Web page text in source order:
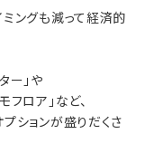
ングも減って経済的
ー」や
ロア」など、
ションが盛りだくさ